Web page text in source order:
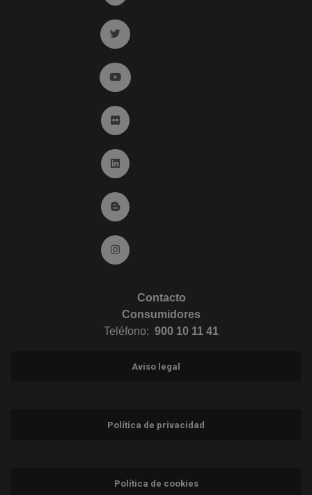
Ir a twitter (abre en ventana nueva)
Ir a YouTube (abre en ventana nueva)
Ir a Flickr (abre en ventana nueva)
Ir a Linkedin (abre en ventana nueva)
Ir al Blog (abre en ventana nueva)
Ir a Instagram (abre en ventana nueva)
Contacto
Consumidores
Teléfono: 900 10 11 41
Aviso legal
Política de privacidad
Política de cookies